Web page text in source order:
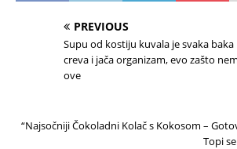
PREVIOUS
Supu od kostiju kuvala je svaka baka
creva i jača organizam, evo zašto
ove
“Najsočniji Čokoladni Kolač s Kokosom –
Topi